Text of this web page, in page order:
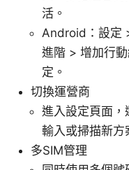
活。
Android：設定
進階 > 增加行
定。
切換運營商
進入設定頁面，
輸入或掃描新方
多SIM管理